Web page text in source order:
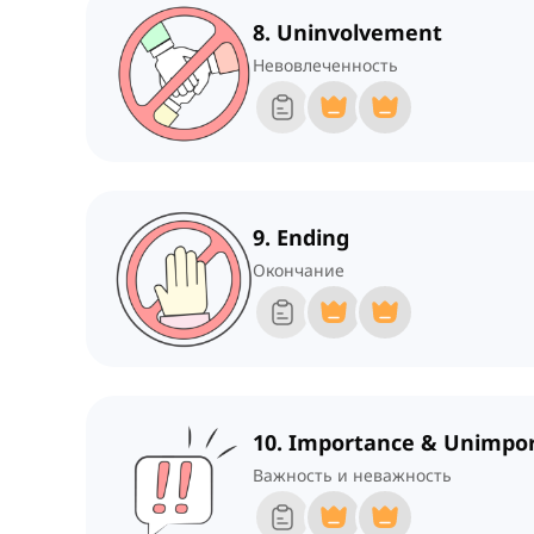
8. Uninvolvement
Невовлеченность
9. Ending
Окончание
10. Importance &
Важность и неважность